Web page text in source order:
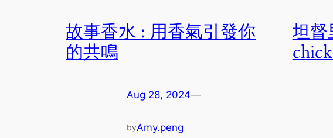
故事香水 : 用香氣引發你
的共鳴
Aug 28, 2024—
byAmy.peng
坦督